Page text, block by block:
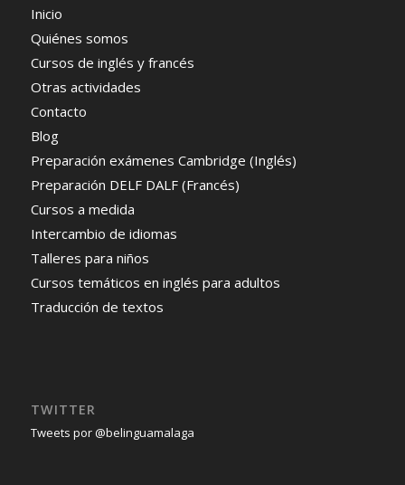
Inicio
Quiénes somos
Cursos de inglés y francés
Otras actividades
Contacto
Blog
Preparación exámenes Cambridge (Inglés)
Preparación DELF DALF (Francés)
Cursos a medida
Intercambio de idiomas
Talleres para niños
Cursos temáticos en inglés para adultos
Traducción de textos
TWITTER
Tweets por @belinguamalaga